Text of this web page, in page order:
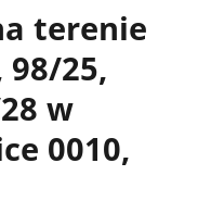
terenie
98/25,
w
0010,